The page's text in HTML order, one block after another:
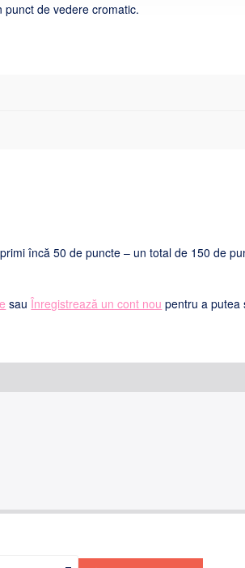
de vedere cromatic.
încă 50 de puncte – un total de 150 de
sauÎnregistrează un cont nou pentru a putea